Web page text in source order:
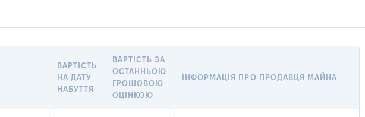
ВАРТІСТЬ
НА ДАТУ
НАБУТТЯ
ВАРТІСТЬ ЗА
ОСТАННЬОЮ
ГРОШОВОЮ
ОЦІНКОЮ
ІНФОРМАЦІЯ ПРО ПРОДАВЦЯ МАЙНА